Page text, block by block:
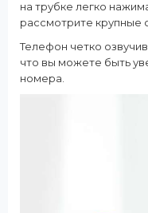
на трубке легко
рассмотрите крупные
Телефон четко
что вы можете быть
номера.